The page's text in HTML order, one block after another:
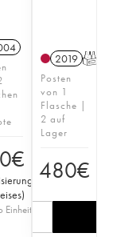
€
)
Einheit
2019 T
Posten
von 1
Flasche |
2 auf
Lager
480€